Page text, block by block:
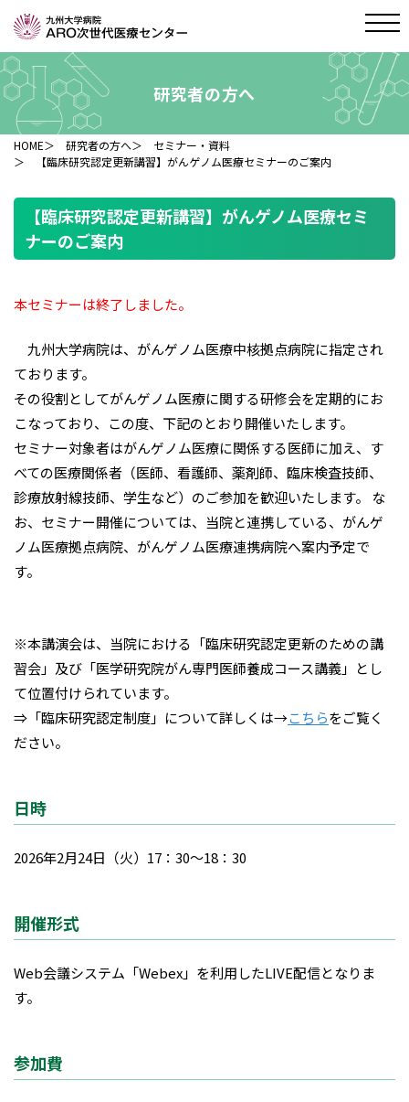
研究者の方へ
HOME＞ 研究者の方へ＞ セミナー・資料
＞ 【臨床研究認定更新講習】がんゲノム医療セミナーのご案内
【臨床研究認定更新講習】がんゲノム医療セミ
ナーのご案内
本セミナーは終了しました。
九州大学病院は、がんゲノム医療中核拠点病院に指定され
ております。
その役割としてがんゲノム医療に関する研修会を定期的にお
こなっており、この度、下記のとおり開催いたします。
セミナー対象者はがんゲノム医療に関係する医師に加え、す
べての医療関係者（医師、看護師、薬剤師、臨床検査技師、
診療放射線技師、学生など）のご参加を歓迎いたします。 な
お、セミナー開催については、当院と連携している、がんゲ
ノム医療拠点病院、がんゲノム医療連携病院へ案内予定で
す。
※本講演会は、当院における「臨床研究認定更新のための講
習会」及び「医学研究院がん専門医師養成コース講義」とし
て位置付けられています。
⇒「臨床研究認定制度」について詳しくは→こちらをご覧く
ださい。
日時
2026年2月24日（火）17：30～18：30
開催形式
Web会議システム「Webex」を利用したLIVE配信となりま
す。
参加費